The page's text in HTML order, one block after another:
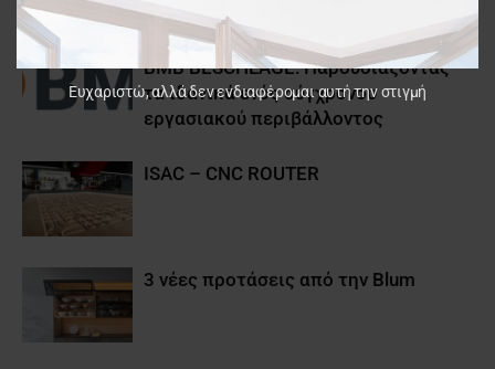
BMB BESCHLÄGE: Παρουσιάζοντας
τα ιδανικά ενός σύγχρονου
εργασιακού περιβάλλοντος
ISAC – CNC ROUTER
3 νέες προτάσεις από την Blum
Ευχαριστώ, αλλά δεν ενδιαφέρομαι αυτή την στιγμή